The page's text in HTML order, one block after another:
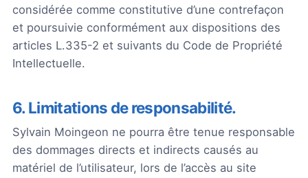
considérée comme constitutive d’une contrefaçon
et poursuivie conformément aux dispositions des
articles L.335-2 et suivants du Code de Propriété
Intellectuelle.
6. Limitations de responsabilité.
Sylvain Moingeon ne pourra être tenue responsable
des dommages directs et indirects causés au
matériel de l’utilisateur, lors de l’accès au site